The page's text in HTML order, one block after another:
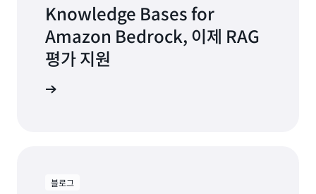
Knowledge Bases for
Amazon Bedrock, 이제 RAG
평가 지원
블로그